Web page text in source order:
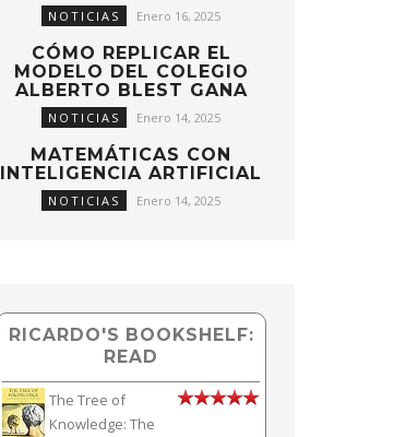
NOTICIAS Enero 16, 2025
CÓMO REPLICAR EL
MODELO DEL COLEGIO
ALBERTO BLEST GANA
NOTICIAS Enero 14, 2025
MATEMÁTICAS CON
INTELIGENCIA ARTIFICIAL
NOTICIAS Enero 14, 2025
RICARDO'S BOOKSHELF:
READ
The Tree of
Knowledge: The